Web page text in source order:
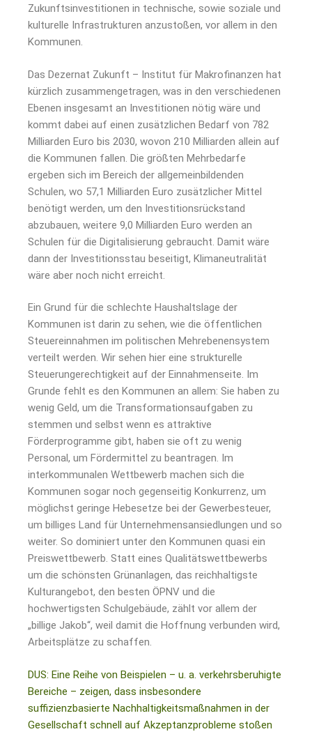
Zukunftsinvestitionen in technische, sowie soziale und
kulturelle Infrastrukturen anzustoßen, vor allem in den
Kommunen.
Das Dezernat Zukunft – Institut für Makrofinanzen hat
kürzlich zusammengetragen, was in den verschiedenen
Ebenen insgesamt an Investitionen nötig wäre und
kommt dabei auf einen zusätzlichen Bedarf von 782
Milliarden Euro bis 2030, wovon 210 Milliarden allein auf
die Kommunen fallen. Die größten Mehrbedarfe
ergeben sich im Bereich der allgemeinbildenden
Schulen, wo 57,1 Milliarden Euro zusätzlicher Mittel
benötigt werden, um den Investitionsrückstand
abzubauen, weitere 9,0 Milliarden Euro werden an
Schulen für die Digitalisierung gebraucht. Damit wäre
dann der Investitionsstau beseitigt, Klimaneutralität
wäre aber noch nicht erreicht.
Ein Grund für die schlechte Haushaltslage der
Kommunen ist darin zu sehen, wie die öffentlichen
Steuereinnahmen im politischen Mehrebenensystem
verteilt werden. Wir sehen hier eine strukturelle
Steuerungerechtigkeit auf der Einnahmenseite. Im
Grunde fehlt es den Kommunen an allem: Sie haben zu
wenig Geld, um die Transformationsaufgaben zu
stemmen und selbst wenn es attraktive
Förderprogramme gibt, haben sie oft zu wenig
Personal, um Fördermittel zu beantragen. Im
interkommunalen Wettbewerb machen sich die
Kommunen sogar noch gegenseitig Konkurrenz, um
möglichst geringe Hebesetze bei der Gewerbesteuer,
um billiges Land für Unternehmensansiedlungen und so
weiter. So dominiert unter den Kommunen quasi ein
Preiswettbewerb. Statt eines Qualitätswettbewerbs
um die schönsten Grünanlagen, das reichhaltigste
Kulturangebot, den besten ÖPNV und die
hochwertigsten Schulgebäude, zählt vor allem der
„billige Jakob“, weil damit die Hoffnung verbunden wird,
Arbeitsplätze zu schaffen.
DUS: Eine Reihe von Beispielen – u. a. verkehrsberuhigte
Bereiche – zeigen, dass insbesondere
suffizienzbasierte Nachhaltigkeitsmaßnahmen in der
Gesellschaft schnell auf Akzeptanzprobleme stoßen